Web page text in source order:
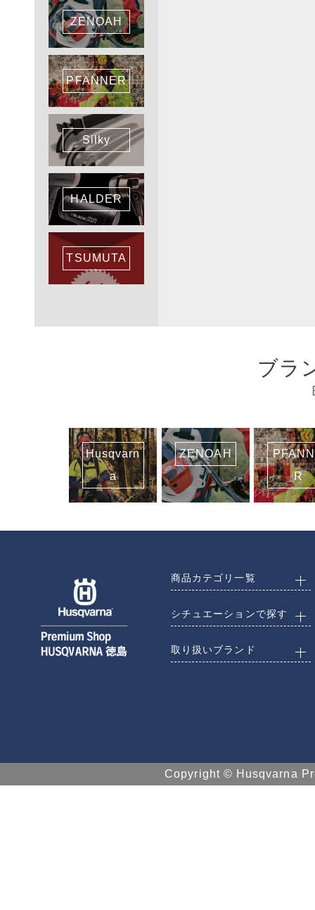
ZENOAH
PFANNER
Silky
HALDER
TSUMUTA
ブラ
Husqvarn
a
ZENOAH
R
商品カテゴリ一覧
シチュエーションで探す
取り扱いブランド
Copyright © Husqvarna